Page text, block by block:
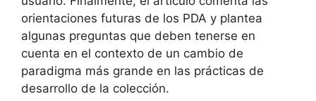
orientaciones futuras de los PDA y plantea
algunas preguntas que deben tenerse en
cuenta en el contexto de un cambio de
paradigma más grande en las prácticas de
desarrollo de la colección.